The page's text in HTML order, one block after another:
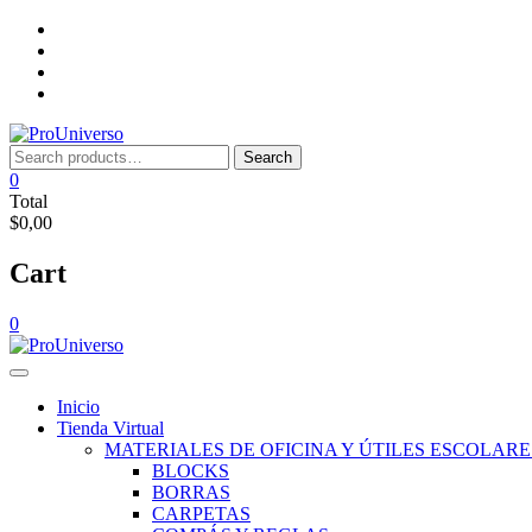
Saltar
contenido
deseos
Search
for:
Search
0
Total
$0,00
Cart
0
Inicio
Tienda Virtual
MATERIALES DE OFICINA Y ÚTILES
BLOCKS
BORRAS
CARPETAS